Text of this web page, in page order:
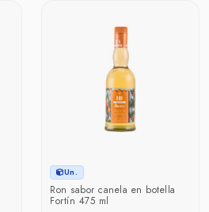
Un.
Ron sabor canela en botella
Fortín 475 ml